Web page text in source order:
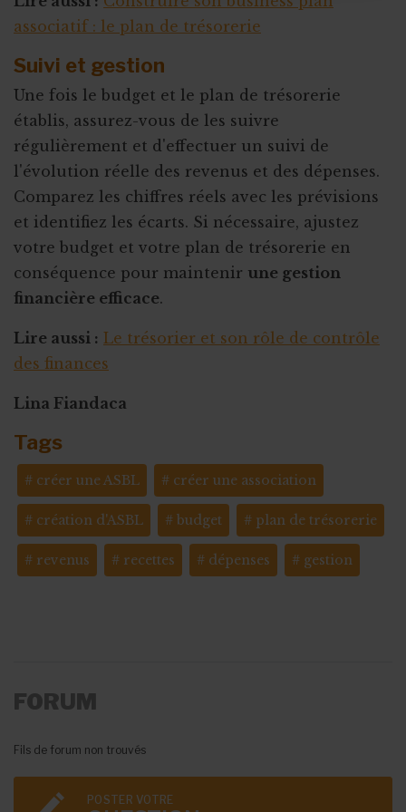
associatif : le plan de trésorerie
Suivi et gestion
Une fois le budget et le plan de trésorerie
établis, assurez-vous de les suivre
régulièrement et d'effectuer un suivi de
l'évolution réelle des revenus et des dépenses.
Comparez les chiffres réels avec les prévisions
et identifiez les écarts. Si nécessaire, ajustez
votre budget et votre plan de trésorerie en
conséquence pour maintenir une gestion
financière efficace.
Lire aussi : Le trésorier et son rôle de contrôle
des finances
Lina Fiandaca
Tags
créer une ASBL créer une association
création d'ASBL budget plan de trésorerie
revenus recettes dépenses gestion
FORUM
Fils de forum non trouvés
POSTER VOTRE